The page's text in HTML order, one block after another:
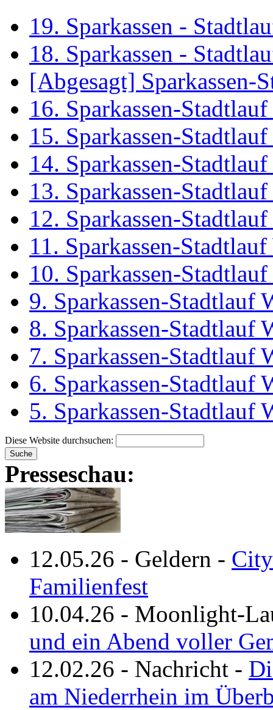
19. Sparkassen -
18. Sparkassen -
[Abgesagt] Sparkassen-
16. Sparkassen-
15. Sparkassen-
14. Sparkassen-
13. Sparkassen-
12. Sparkassen-
11. Sparkassen-
10. Sparkassen-
9. Sparkassen-Stadtlauf
8. Sparkassen-Stadtlauf
7. Sparkassen-Stadtlauf
6. Sparkassen-Stadtlauf
5. Sparkassen-Stadtlauf
Diese Website durchsuchen:
Presseschau:
12.05.26 - Geldern -
Familienfest
10.04.26 - Moonlight-
und ein Abend voller
12.02.26 - Nachricht -
am Niederrhein im